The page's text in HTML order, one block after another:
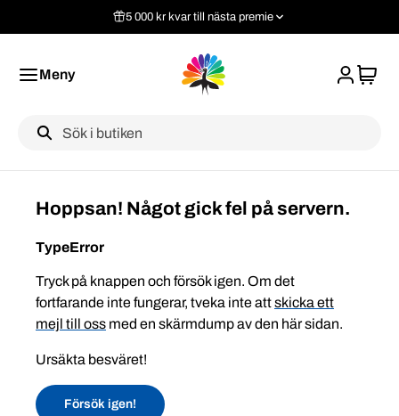
5 000 kr kvar till nästa premie
Meny
Label
Hoppsan! Något gick fel på servern.
TypeError
Tryck på knappen och försök igen. Om det
fortfarande inte fungerar, tveka inte attskicka ett
mejl till oss med en skärmdump av den här sidan.
Ursäkta besväret!
Försök igen!